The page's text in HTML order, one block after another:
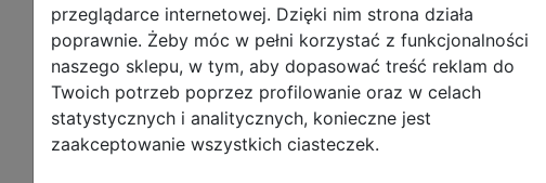
przeglądarce internetowej. Dzięki nim strona działa
poprawnie. Żeby móc w pełni korzystać z funkcjonalności
naszego sklepu, w tym, aby dopasować treść reklam do
Twoich potrzeb poprzez profilowanie oraz w celach
statystycznych i analitycznych, konieczne jest
zaakceptowanie wszystkich ciasteczek.